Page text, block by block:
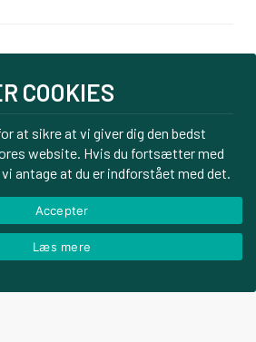
32771920
COOKIES
at sikre at vi giver dig den bedst
website. Hvis du fortsætter med
antage at du er indforstået med det.
Accepter
Læs mere